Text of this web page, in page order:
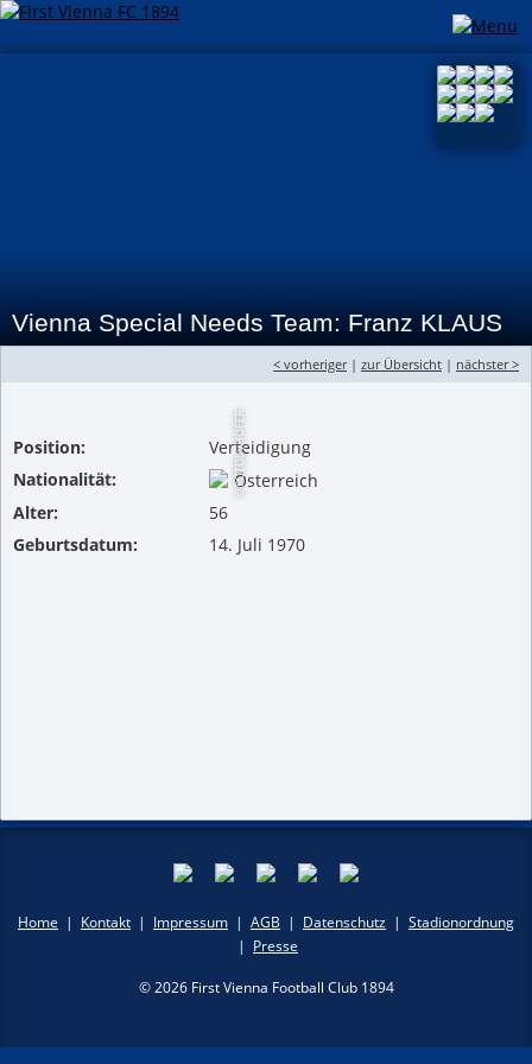
Vienna Special Needs Team: Franz KLAUS
< vorheriger| zur Übersicht | nächster >
© FOTObyHOFER
Position:
Verteidigung
Nationalität:
Österreich
Alter:
56
Geburtsdatum:
14. Juli 1970
Home | Kontakt | Impressum | AGB | Datenschutz | Stadionordnung
| Presse
© 2026 First Vienna Football Club 1894